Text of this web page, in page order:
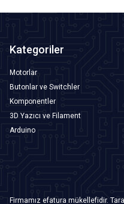
Kategoriler
Motorlar
Butonlar ve Switchler
Komponentler
3D Yazıcı ve Filament
Arduino
Firmamız efatura mükellefidir.